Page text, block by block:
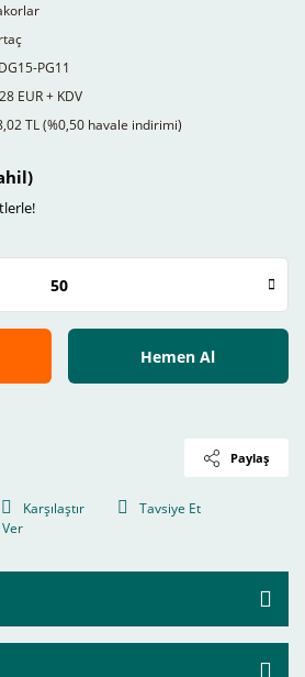
PG11
EUR + KDV
TL (%0,50 havale indirimi)
Hemen Al
Paylaş
Karşılaştır
Tavsiye Et